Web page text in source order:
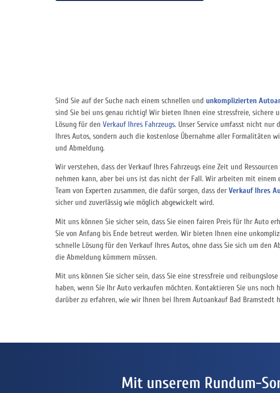
Sind Sie auf der Suche nach einem schnellen und unkomplizierten
sind Sie bei uns genau richtig! Wir bieten Ihnen eine stressfreie, sichere
Lösung für den Verkauf Ihres Fahrzeugs. Unser Service umfasst nicht nur
Ihres Autos, sondern auch die kostenlose Übernahme aller Formalitäten
und Abmeldung.
Wir verstehen, dass der Verkauf Ihres Fahrzeugs eine Zeit und
nehmen kann, aber bei uns ist das nicht der Fall. Wir arbeiten mit einem
Team von Experten zusammen, die dafür sorgen, dass derVerkauf Ihres
sicher und zuverlässig wie möglich abgewickelt wird.
Mit uns können Sie sicher sein, dass Sie einen fairen Preis für Ihr Auto
Sie von Anfang bis Ende betreut werden. Wir bieten Ihnen eine
schnelle Lösung für den Verkauf Ihres Autos, ohne dass Sie sich um den
die Abmeldung kümmern müssen.
Mit uns können Sie sicher sein, dass Sie eine stressfreie und
haben, wenn Sie Ihr Auto verkaufen möchten. Kontaktieren Sie uns noch
darüber zu erfahren, wie wir Ihnen bei Ihrem Autoankauf Bad Bramstedt
Mit unserem Rundum-